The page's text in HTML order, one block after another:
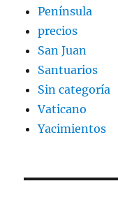
Península
precios
San Juan
Santuarios
Sin categoría
Vaticano
Yacimientos